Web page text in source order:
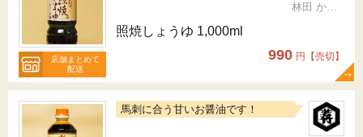
店舗まとめて
配送
林田 かおり
照焼しょうゆ 1,000ml
990 円【売切】
馬刺に合う甘いお醤油です！